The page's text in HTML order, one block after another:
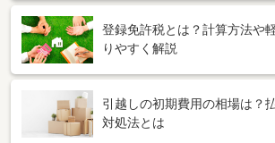
登録免許税とは？計算方法や
りやすく解説
引越しの初期費用の相場は？
対処法とは